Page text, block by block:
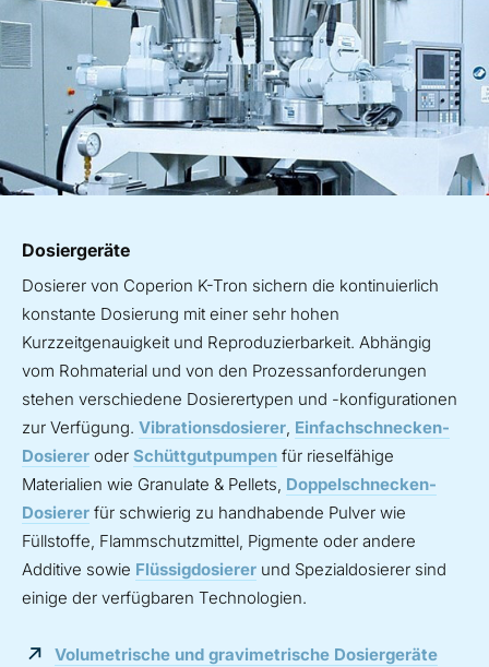
Dosiergeräte
Dosierer von Coperion K-Tron sichern die kontinuierlich
konstante Dosierung mit einer sehr hohen
Kurzzeitgenauigkeit und Reproduzierbarkeit. Abhängig
vom Rohmaterial und von den Prozessanforderungen
stehen verschiedene Dosierertypen und -konfigurationen
zur Verfügung. Vibrationsdosierer, Einfachschnecken-
Dosierer oder Schüttgutpumpen für rieselfähige
Materialien wie Granulate & Pellets, Doppelschnecken-
Dosierer für schwierig zu handhabende Pulver wie
Füllstoffe, Flammschutzmittel, Pigmente oder andere
Additive sowie Flüssigdosierer und Spezialdosierer sind
einige der verfügbaren Technologien.
Volumetrische und gravimetrische Dosiergeräte